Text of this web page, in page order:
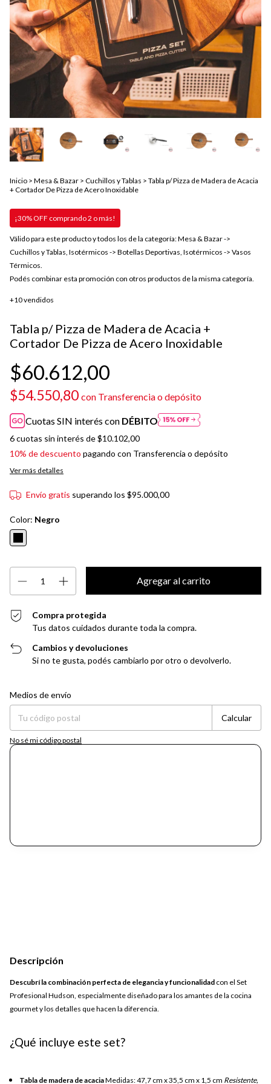
Inicio > Mesa & Bazar > Cuchillos y Tablas > Tabla p/ Pizza de Madera de Acacia
+ Cortador De Pizza de Acero Inoxidable
¡30% OFF comprando 2 o más!
Válido para este producto y todos los de la categoría: Mesa & Bazar ->
Cuchillos y Tablas, Isotérmicos -> Botellas Deportivas, Isotérmicos -> Vasos
Térmicos.
Podés combinar esta promoción con otros productos de la misma categoría.
+10 vendidos
Tabla p/ Pizza de Madera de Acacia +
Cortador De Pizza de Acero Inoxidable
$60.612,00
$54.550,80 con Transferencia o depósito
Cuotas SIN interés con DÉBITO
6cuotas sin interés de$10.102,00
10% de descuento pagando con Transferencia o depósito
Ver más detalles
Envío gratis superando los $95.000,00
Color: Negro
Compra protegida
Tus datos cuidados durante toda la compra.
Cambios y devoluciones
Si no te gusta, podés cambiarlo por otro o devolverlo.
Entregas para el CP:
Medios de envío
Calcular
No sé mi código postal
Descripción
Descubrí la combinación perfecta de elegancia y funcionalidad con el Set
Profesional Hudson, especialmente diseñado para los amantes de la cocina
gourmet y los detalles que hacen la diferencia.
¿Qué incluye este set?
Tabla de madera de acaciaMedidas: 47,7 cm x 35,5 cm x 1,5 cm Resistente,